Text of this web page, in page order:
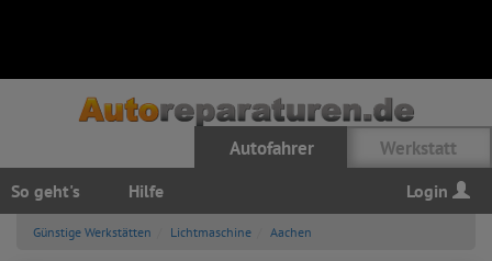
Autofahrer Werkstatt
So geht's Hilfe Login
Günstige Werkstätten Lichtmaschine Aachen